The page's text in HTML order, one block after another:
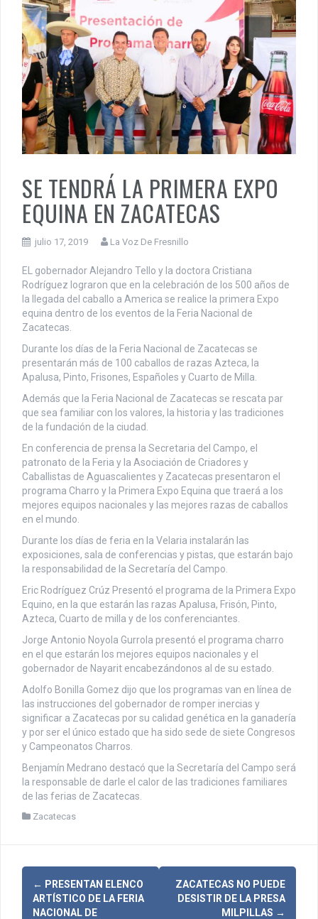
SE TENDRÁ LA PRIMERA EXPO
EQUINA EN ZACATECAS
julio 17, 2019 La Voz De Fresnillo
EL gobernador Alejandro Tello y la doctora Cristiana
Rodríguez lograron que en la celebración de los 500 años de
la llegada del caballo a America se realice la primera Expo
equina dentro de los eventos de la Feria Nacional de
Zacatecas.
Durante los días de la Feria Nacional de Zacatecas se
presentarán más de 100 caballos de razas Azteca, la
Apalusa, Pinto, Frisones, Españoles y Cuarto de Milla.
Además que la Feria Nacional de Zacatecas se rescata par
que sea familiar con los valores, la historia y las tradiciones
de la fundación de la ciudad.
En conferencia de prensa la Secretaria del Campo, el
patronato de la Feria y la Asociación de Criadores y
Caballistas de Aguascalientes y Zacatecas presentaron el
programa Charro y la Primera Expo Equina que traerá a los
mejores equipos nacionales y las mejores razas de caballos
en el mundo.
Durante los días de feria en la Velaria instalarán las
exposiciones, sala de conferencias y pistas, que estarán bajo
la responsabilidad de la Secretaría del Campo.
Eric Rodríguez Crúz Presentó el programa de la Primera Expo
Equino, en la que estarán las razas Apalusa, Frisón, Pinto,
Azteca, Cuarto de milla y de los conferenciantes.
Jorge Antonio Noyola Gurrola presentó el programa charro
en el que estarán los mejores equipos nacionales y el
gobernador de Nayarit encabezándonos al de su estado.
Adolfo Bonilla Gomez dijo que los programas van en línea de
las instrucciones del gobernador de romper inercias y
significar a Zacatecas por su calidad genética en la ganadería
y por ser el único estado que ha sido sede de siete Congresos
y Campeonatos Charros.
Benjamín Medrano destacó que la Secretaría del Campo será
la responsable de darle el calor de las tradiciones familiares
de las ferias de Zacatecas.
Zacatecas
N← PRESENTAN ELENCO
ARTÍSTICO DE LA FERIA
NACIONAL DE
ZACATECAS NO PUEDE
DESISTIR DE LA PRESA
MILPILLAS →